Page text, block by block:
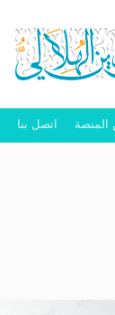
المنصة اتصل بنا